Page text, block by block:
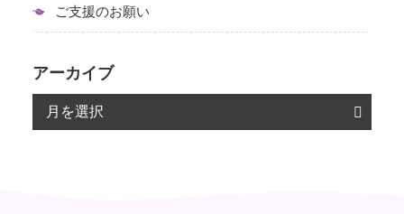
ご支援のお願い
アーカイブ